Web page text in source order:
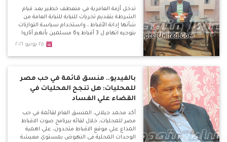
تدخل أزمة العامرية في منعطف خطير بعد قيام
الشرطة بتقديم تحريات للنيابة للنيابة العامة من
شأنها إدانة الأقباط ، واستخدام سياسة التوازنات
بتوجيه اتهام ل 3 أقباط و6 مسلمين بأنهم أثاروا
الشغب واشتبكوا مع بعضهم البعض مما أدى
نصر .
٢٥ يونيو ٢٠١٦
بالفيديو.. منسق قائمة في حب مصر
للمحليات: هل تنجح المحليات في
القضاء علي الفساد
أكد محمد جيلاني، المنسق العام لقائمة في حب
مصر للمحليات، خلال لقائه ببرنامج صوت الاقباط
المذاع علي موقع الاقباط متحدون، علي اهمية
الوحدات المحلية في النهوض بمستوي معيشة